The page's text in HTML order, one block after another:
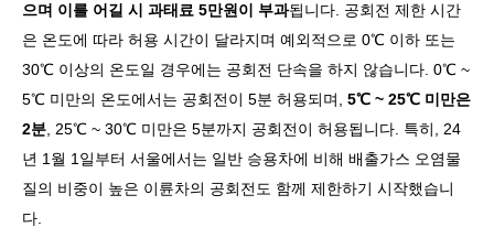
으며 이를 어길 시 과태료 5만원이 부과됩니다 공회전 제한 시간
은 온도에 따라 허용 시간이 달라지며 예외적으로 0℃ 이하 또는
30℃ 이상의 온도일 경우에는 공회전 단속을 하지 않습니다 . 0℃ ~
5℃ 미만의 온도에서는 공회전이 5분 허용되며 5℃ ~ 25℃ 미만은
2분 , 25℃ ~ 30℃ 미만은 5분까지 공회전이 허용됩니다 특히
, 24
년 1 월 1 일부터 서울에서는 일반 승용차에 비해 배출가스 오염물
질의 비중이 높은 이륜차의 공회전도 함께 제한하기 시작했습니
다